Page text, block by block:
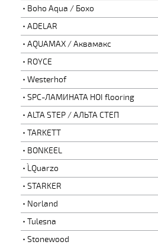
Boho Aqua / Бохо
ADELAR
AQUAMAX / Аквамакс
ROYCE
Westerhof
SPC-ЛАМИНАТА HOI flooring
ALTA STEP / АЛЬТА СТЕП
TARKETT
BONKEEL
L`Quarzo
STARKER
Norland
Tulesna
Stonewood